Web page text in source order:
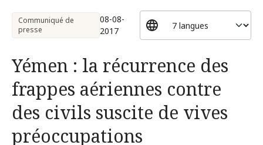
Communiqué de
presse
08-08-
2017
Yémen : la récurrence des
frappes aériennes contre
des civils suscite de vives
préoccupations